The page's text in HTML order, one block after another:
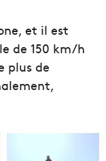
et il est
de 150 km/h
plus de